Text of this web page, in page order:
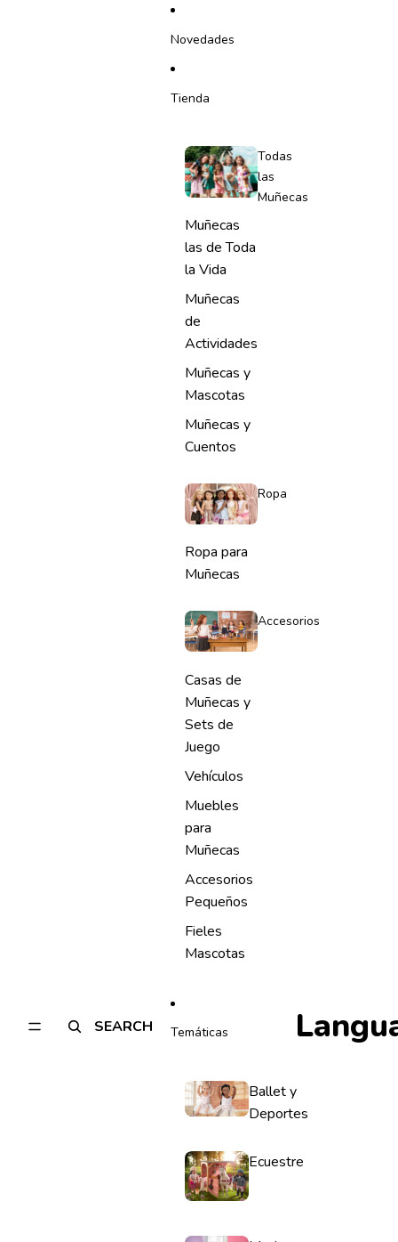
SEARCH
Novedades
Tienda
Todas
las
Muñecas
Muñecas
las de Toda
la Vida
Muñecas
de
Actividades
Muñecas y
Mascotas
Muñecas y
Cuentos
Ropa
Ropa para
Muñecas
Accesorios
Casas de
Muñecas y
Sets de
Juego
Vehículos
Muebles
para
Muñecas
Accesorios
Pequeños
Fieles
Mascotas
Temáticas
Ballet y
Deportes
Ecuestre